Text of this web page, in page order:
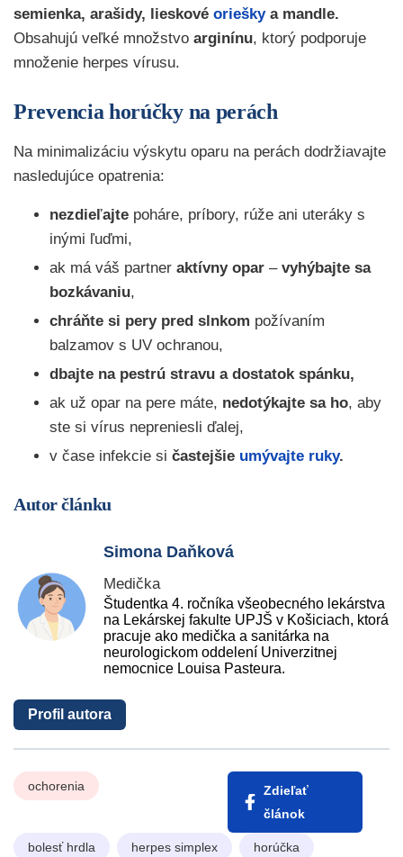
semienka, arašidy, lieskové orieškya mandle.
Obsahujú veľké množstvo arginínu, ktorý podporuje
množenie herpes vírusu.
Prevencia horúčky na perách
Na minimalizáciu výskytu oparu na perách dodržiavajte
nasledujúce opatrenia:
nezdieľajte poháre, príbory, rúže ani uteráky s
inými ľuďmi,
ak má váš partner aktívny opar – vyhýbajte sa
bozkávaniu,
chráňte si pery pred slnkom požívaním
balzamov s UV ochranou,
dbajte na pestrú stravu a dostatok spánku,
ak už opar na pere máte, nedotýkajte sa ho, aby
ste si vírus nepreniesli ďalej,
v čase infekcie si častejšie umývajte ruky.
Autor článku
Simona Daňková
Medička
Študentka 4. ročníka všeobecného lekárstva
na Lekárskej fakulte UPJŠ v Košiciach, ktorá
pracuje ako medička a sanitárka na
neurologickom oddelení Univerzitnej
nemocnice Louisa Pasteura.
Profil autora
ochorenia
Zdieľať
článok
bolesť hrdla herpes simplex horúčka